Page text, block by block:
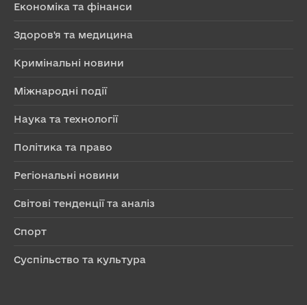
Економіка та фінанси
Здоров'я та медицина
Кримінальні новини
Міжнародні події
Наука та технології
Політика та право
Регіональні новини
Світові тенденції та аналіз
Спорт
Суспільство та культура